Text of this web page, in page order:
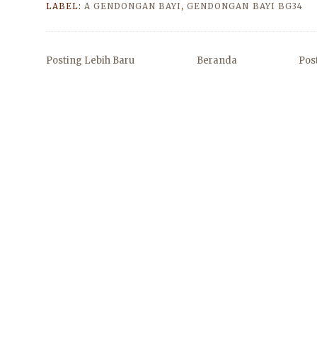
LABEL: A GENDONGAN BAYI,GENDONGAN BAYI BG34
Posting Lebih Baru Beranda